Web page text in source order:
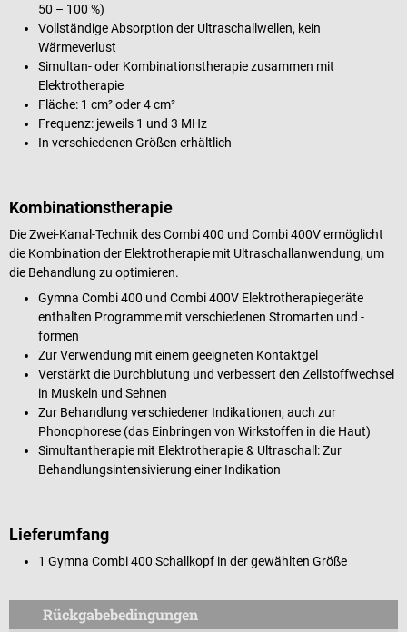
50 – 100 %)
Vollständige Absorption der Ultraschallwellen, kein
Wärmeverlust
Simultan- oder Kombinationstherapie zusammen mit
Elektrotherapie
Fläche: 1 cm² oder 4 cm²
Frequenz: jeweils 1 und 3 MHz
In verschiedenen Größen erhältlich
Kombinationstherapie
Die Zwei-Kanal-Technik des Combi 400 und Combi 400V ermöglicht
die Kombination der Elektrotherapie mit Ultraschallanwendung, um
die Behandlung zu optimieren.
Gymna Combi 400 und Combi 400V Elektrotherapiegeräte
enthalten Programme mit verschiedenen Stromarten und -
formen
Zur Verwendung mit einem geeigneten Kontaktgel
Verstärkt die Durchblutung und verbessert den Zellstoffwechsel
in Muskeln und Sehnen
Zur Behandlung verschiedener Indikationen, auch zur
Phonophorese (das Einbringen von Wirkstoffen in die Haut)
Simultantherapie mit Elektrotherapie & Ultraschall: Zur
Behandlungsintensivierung einer Indikation
Lieferumfang
1 Gymna Combi 400 Schallkopf in der gewählten Größe
Rückgabebedingungen